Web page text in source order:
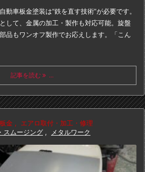
自動車板金塗装は“鉄を直す技術”が必要です。
して、金属の加工・製作も対応可能。 旋盤
品もワンオフ製作でお応えします。
「こん
記事を読む ...
板金 , エアロ取付・加工・修理
スムージング , メタルワーク